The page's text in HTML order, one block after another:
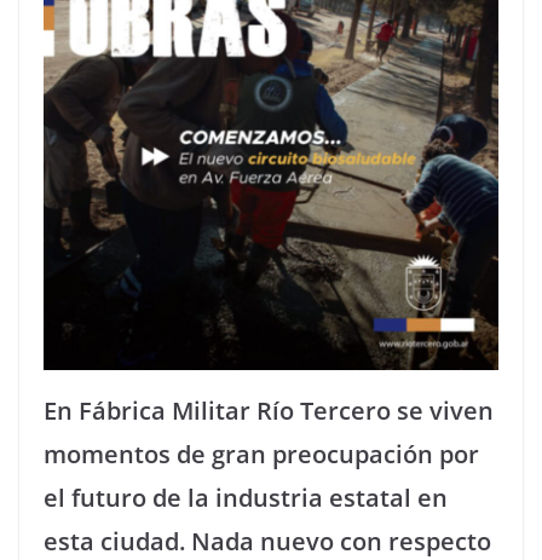
En Fábrica Militar Río Tercero se viven
momentos de gran preocupación por
el futuro de la industria estatal en
esta ciudad. Nada nuevo con respecto